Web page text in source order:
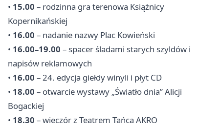
• 15.00 – rodzinna gra terenowa Książnicy
Kopernikańskiej
• 16.00 – nadanie nazwy Plac Kowieński
• 16.00–19.00 – spacer śladami starych szyldów i
napisów reklamowych
• 16.00 – 24. edycja giełdy winyli i płyt CD
• 18.00 – otwarcie wystawy „Światło dnia” Alicji
Bogackiej
• 18.30 – wieczór z Teatrem Tańca AKRO